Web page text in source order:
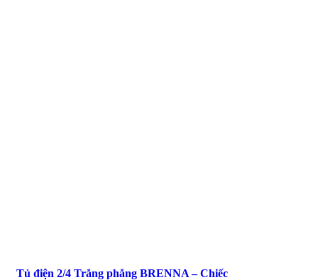
Tủ điện 2/4 Trắng phẳng BRENNA – Chiếc